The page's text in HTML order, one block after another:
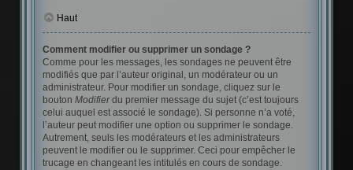
Haut
Comment modifier ou supprimer un sondage ?
Comme pour les messages, les sondages ne peuvent être
modifiés que par l’auteur original, un modérateur ou un
administrateur. Pour modifier un sondage, cliquez sur le
bouton Modifierdu premier message du sujet (c’est toujours
celui auquel est associé le sondage). Si personne n’a voté,
l’auteur peut modifier une option ou supprimer le sondage.
Autrement, seuls les modérateurs et les administrateurs
peuvent le modifier ou le supprimer. Ceci pour empêcher le
trucage en changeant les intitulés en cours de sondage.